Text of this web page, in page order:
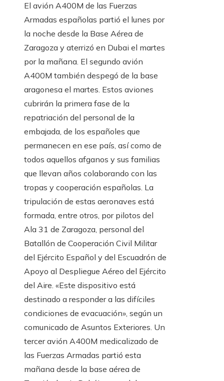
El avión A400M de las Fuerzas
Armadas españolas partió el lunes por
la noche desde la Base Aérea de
Zaragoza y aterrizó en Dubai el martes
por la mañana. El segundo avión
A400M también despegó de la base
aragonesa el martes. Estos aviones
cubrirán la primera fase de la
repatriación del personal de la
embajada, de los españoles que
permanecen en ese país, así como de
todos aquellos afganos y sus familias
que llevan años colaborando con las
tropas y cooperación españolas. La
tripulación de estas aeronaves está
formada, entre otros, por pilotos del
Ala 31 de Zaragoza, personal del
Batallón de Cooperación Civil Militar
del Ejército Español y del Escuadrón de
Apoyo al Despliegue Aéreo del Ejército
del Aire. «Este dispositivo está
destinado a responder a las difíciles
condiciones de evacuación», según un
comunicado de Asuntos Exteriores. Un
tercer avión A400M medicalizado de
las Fuerzas Armadas partió esta
mañana desde la base aérea de